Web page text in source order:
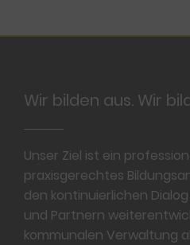
Wir bilden aus. Wir
Unser Ziel ist ein
praxisgerechtes
den kontinuierlichen
und Partnern
kommunalen Verwaltung